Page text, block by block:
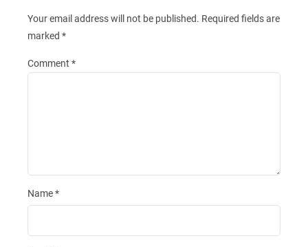
Your email address will not be published. Required fields are
marked *
Comment *
Name*